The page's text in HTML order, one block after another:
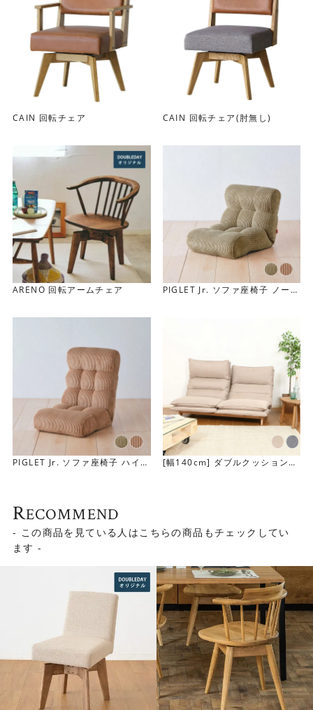
背もたれのほどよいカーブが背中にフィットします。背も
たれからのびるアーム部分はひじ掛けにもなります。
クッション入り座面の優しい座り心地
CAIN 回転チェア CAIN 回転チェア(肘無し)
ARENO 回転アームチェア
PIGLET Jr. ソファ座椅子 ノーマ
PIGLET Jr. ソファ座椅子 ハイバ
[幅140cm] ダブルクッション座
RECOMMEND
- この商品を見ている人はこちらの商品もチェックしてい
ます -